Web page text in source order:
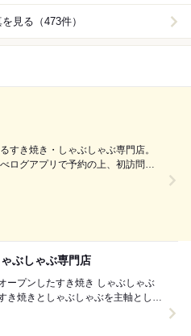
見る（473件）
も
ぶしゃぶ専門店
ープンしたすき焼き しゃぶしゃぶ
き焼きとしゃぶしゃぶを主軸とし、